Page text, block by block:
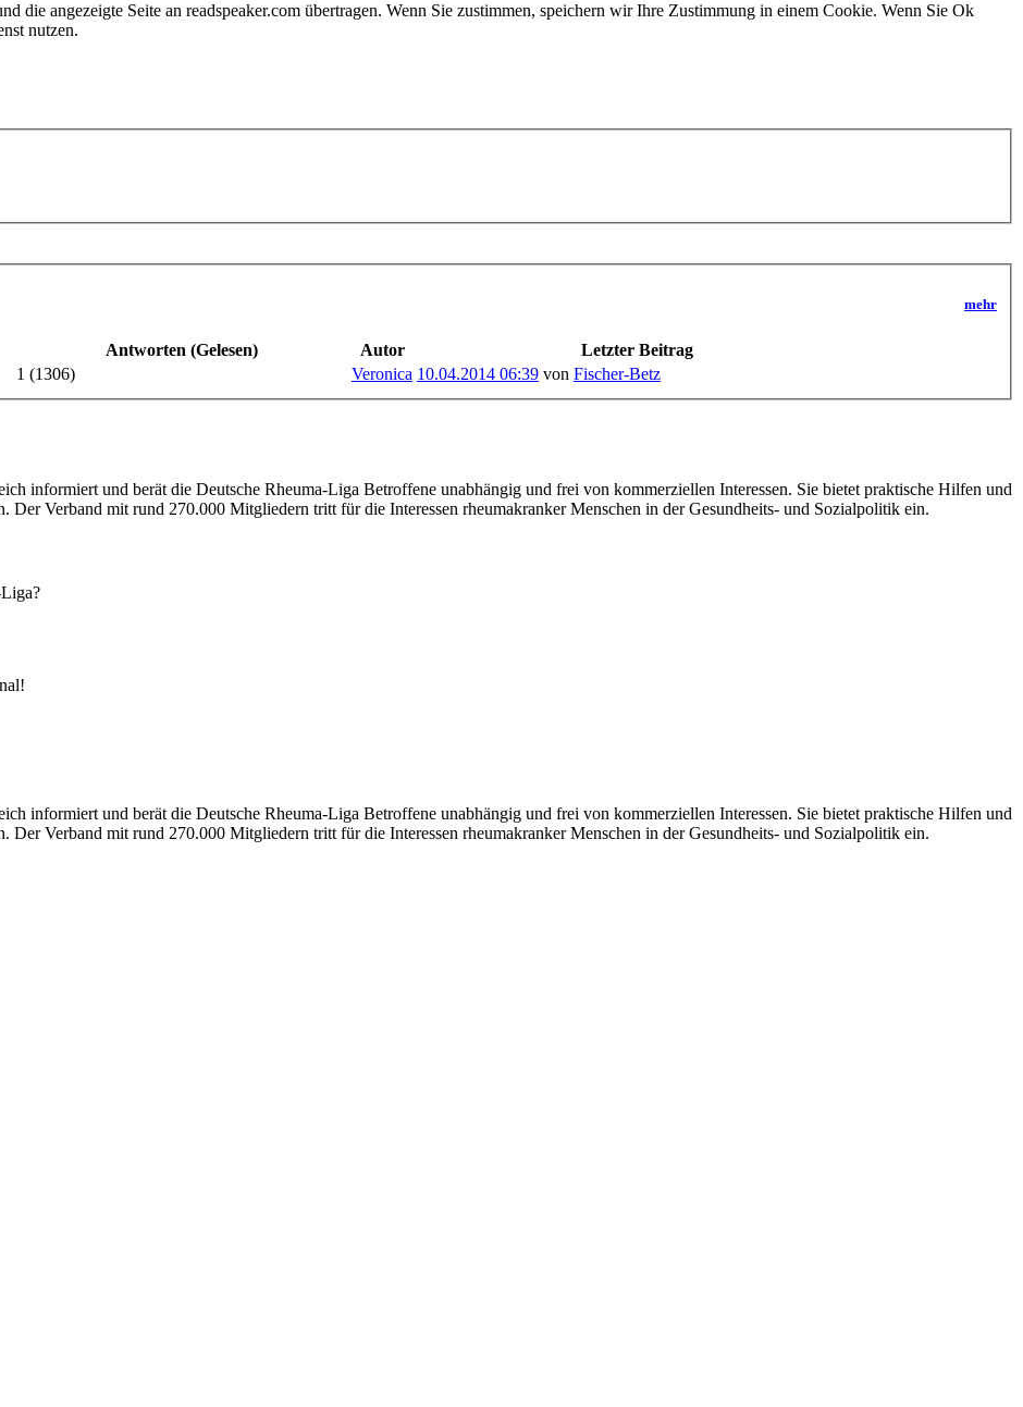
die angezeigte Seite an readspeaker.com übertragen. Wenn Sie zustimmen, speichern wir Ihre Zustimmung in einem Cookie. Wenn Sie Ok
nutzen.
mehr
Antworten (Gelesen) Autor
Letzter Beitrag
1 (1306) Veronica 10.04.2014 06:39 von Fischer-Betz
informiert und berät die Deutsche Rheuma-Liga Betroffene unabhängig und frei von kommerziellen Interessen. Sie bietet praktische Hilfen und
Der Verband mit rund 270.000 Mitgliedern tritt für die Interessen rheumakranker Menschen in der Gesundheits- und Sozialpolitik ein.
informiert und berät die Deutsche Rheuma-Liga Betroffene unabhängig und frei von kommerziellen Interessen. Sie bietet praktische Hilfen und
Der Verband mit rund 270.000 Mitgliedern tritt für die Interessen rheumakranker Menschen in der Gesundheits- und Sozialpolitik ein.